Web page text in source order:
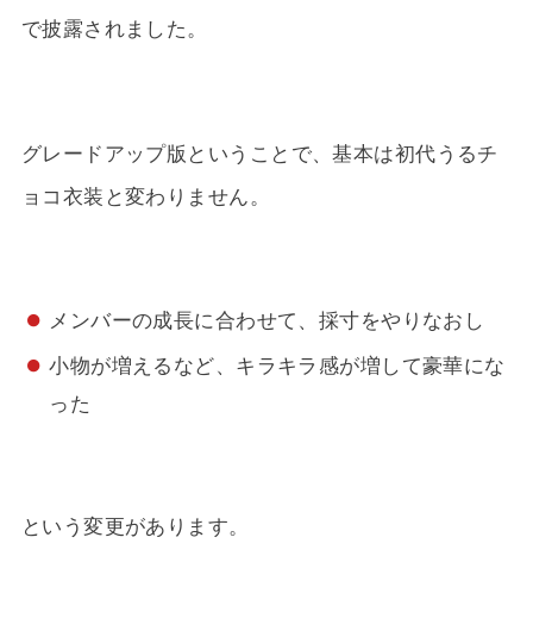
で披露されました。
グレードアップ版ということで、基本は初代うるチ
ョコ衣装と変わりません。
メンバーの成長に合わせて、採寸をやりなおし
小物が増えるなど、キラキラ感が増して豪華にな
った
という変更があります。